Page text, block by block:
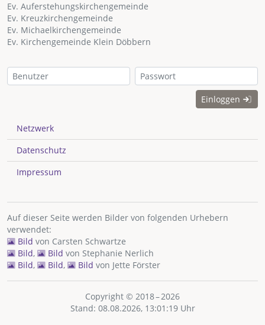
Ev. Auferstehungskirchengemeinde
Ev. Kreuzkirchengemeinde
Ev. Michaelkirchengemeinde
Ev. Kirchengemeinde Klein Döbbern
Einloggen
Netzwerk
Datenschutz
Impressum
Auf dieser Seite werden Bilder von folgenden Urhebern
verwendet:
Bild von Carsten Schwartze
Bild, Bild von Stephanie Nerlich
Bild, Bild, Bild von Jette Förster
Copyright © 2018 – 2026
Stand: 08.08.2026, 13:01:19 Uhr